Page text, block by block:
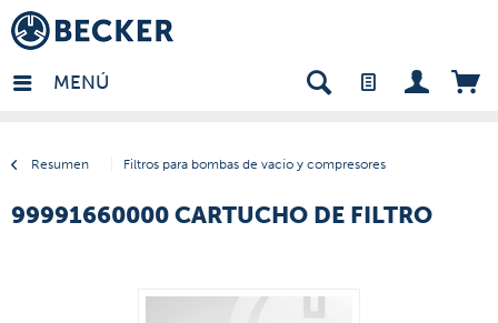
MENÚ
Resumen Filtros para bombas de vacío y compresores
- ES
99991660000 CARTUCHO DE FILTRO